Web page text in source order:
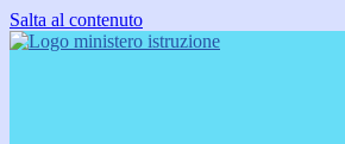
Salta al contenuto